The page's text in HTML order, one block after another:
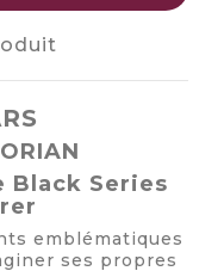
Black Series
emblématiques
ses propres